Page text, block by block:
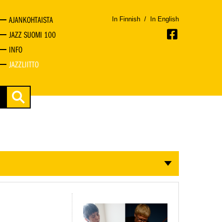
AJANKOHTAISTA
JAZZ SUOMI 100
INFO
JAZZLIITTO
In Finnish / In English